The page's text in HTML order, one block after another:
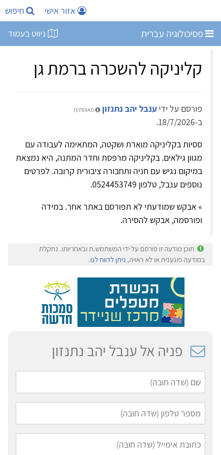
אזור אישי חיפוש
פסיכולוגיה עברית ניווט בעמוד
קליניקה להשכרה ברמת גן
פורסם על ידי ענבל יהב נתנזון מאומת/ת
ב-18/7/2026.
ססיות בקליניקה מוארת ושקטה, המתאימה לעבודה עם
מגוון גילאים. בקליניקה מרפסת וחדר המתנה, היא נמצאת
במיקום נגיש עם חניה ותחבורה ציבורית קרובה. לפרטים
נוספים ענבל, טלפון 0524453749.
» אבקש שמודעתי לא תפורסם באתר אחר. במידה
ופורסמה, אבקש להסירה.
תוכן מודעה זו פורסם על ידי המשתמש.ת ובאחריותו. נתקלת
במודעה פוגענית או לא ראויה, ניתן לדווח לנו.
פניה אל ענבל יהב נתנזון